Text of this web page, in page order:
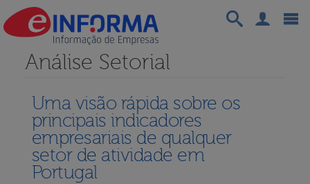
Análise Setorial
Uma visão rápida sobre os
principais indicadores
empresariais de qualquer
setor de atividade em
Portugal